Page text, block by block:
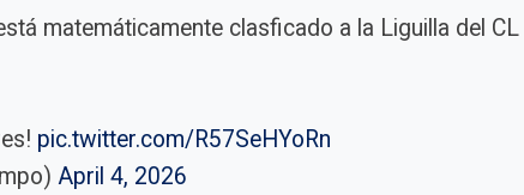
matemáticamente clasficado a la Liguilla del CL
pic.twitter.com/R57SeHYoRn
April 4, 2026